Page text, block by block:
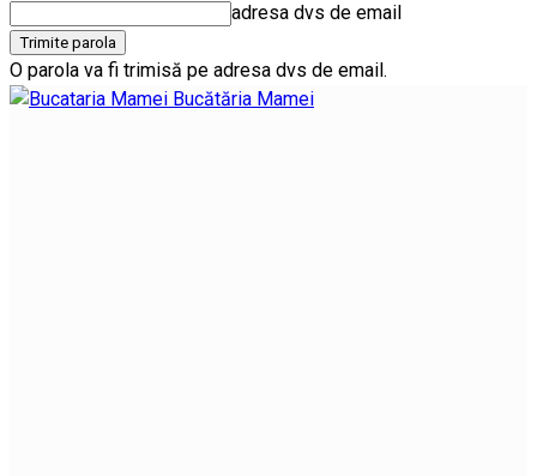
adresa dvs de email
O parola va fi trimisă pe adresa dvs de email.
Bucătăria Mamei